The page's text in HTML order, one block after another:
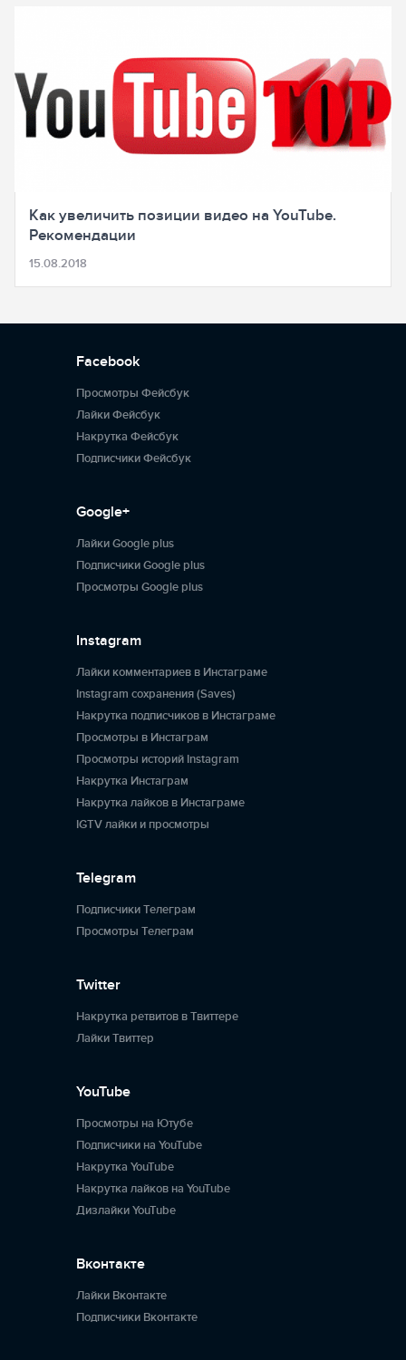
Как увеличить позиции видео на YouTube.
Рекомендации
15.08.2018
Facebook
Просмотры Фейсбук
Лайки Фейсбук
Накрутка Фейсбук
Подписчики Фейсбук
Google+
Лайки Google plus
Подписчики Google plus
Просмотры Google plus
Instagram
Лайки комментариев в Инстаграме
Instagram сохранения (Saves)
Накрутка подписчиков в Инстаграме
Просмотры в Инстаграм
Просмотры историй Instagram
Накрутка Инстаграм
Накрутка лайков в Инстаграме
IGTV лайки и просмотры
Telegram
Подписчики Телеграм
Просмотры Телеграм
Twitter
Накрутка ретвитов в Твиттере
Лайки Твиттер
YouTube
Просмотры на Ютубе
Подписчики на YouTube
Накрутка YouTube
Накрутка лайков на YouTube
Дизлайки YouTube
Вконтакте
Лайки Вконтакте
Подписчики Вконтакте